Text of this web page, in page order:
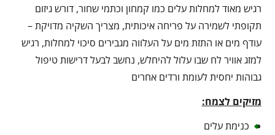
רגיש מאוד למחלות עלים כמו קמחון וכתמי שחור, דורש גיזום
תקופתי לשמירה על פריחה איכותית, מצריך השקיה מדויקת –
עודף מים או התזת מים על העלווה מגבירים סיכוי למחלות, רגיש
למזג אוויר לח שבו עלול להיחלש, נחשב לבעל דרישות טיפול
גבוהות יחסית לעומת ורדים אחרים
מזיקים לצמח:
כנימת עלים